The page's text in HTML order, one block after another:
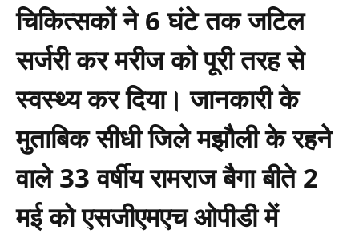
चिकित्सकों ने 6 घंटे तक जटिल
सर्जरी कर मरीज को पूरी तरह से
स्वस्थ्य कर दिया। जानकारी के
मुताबिक सीधी जिले मझौली के रहने
वाले 33 वर्षीय रामराज बैगा बीते 2
मई को एसजीएमएच ओपीडी में